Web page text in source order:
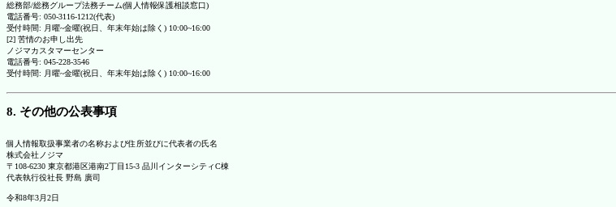
総務部/総務グループ法務チーム(個人情報保護相談窓口)
電話番号: 050-3116-1212(代表)
受付時間: 月曜~金曜(祝日、年末年始は除く) 10:00~16:00
[2] 苦情のお申し出先
ノジマカスタマーセンター
電話番号: 045-228-3546
受付時間: 月曜~金曜(祝日、年末年始は除く) 10:00~16:00
8. その他の公表事項
個人情報取扱事業者の名称および住所並びに代表者の氏名
株式会社ノジマ
〒108-6230 東京都港区港南2丁目15-3 品川インターシティC棟
代表執行役社長 野島 廣司
令和8年3月2日